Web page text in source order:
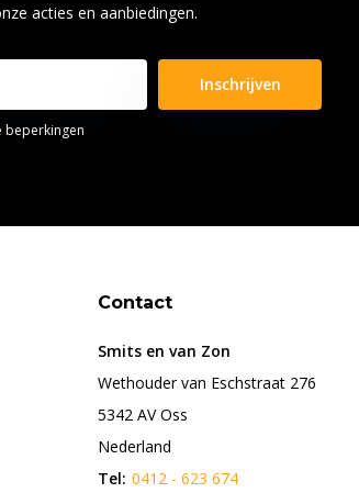
acties en aanbiedingen.
Inschrijven
beperkingen
Contact
Smits en van Zon
Wethouder van Eschstraat 276
5342 AV Oss
Nederland
Tel: 0412 - 623 674